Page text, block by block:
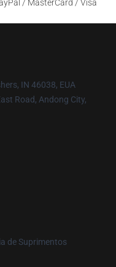
/ MasterCard / Visa
IN 46038, EUA
Road, Andong City,
de Suprimentos